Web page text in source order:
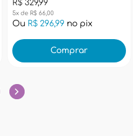
R$ 329,99
5x de R$ 66,00
Ou R$ 296,99no pix
Comprar